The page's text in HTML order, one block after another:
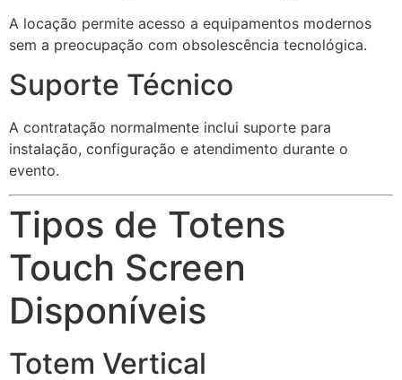
A locação permite acesso a equipamentos modernos
sem a preocupação com obsolescência tecnológica.
Suporte Técnico
A contratação normalmente inclui suporte para
instalação, configuração e atendimento durante o
evento.
Tipos de Totens
Touch Screen
Disponíveis
Totem Vertical